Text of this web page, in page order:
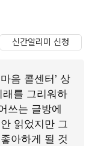
신간알리미 신청
음 콜센터’ 상
래를 그리워하
쓰는 글방에
읽었지만 그
아하게 될 것